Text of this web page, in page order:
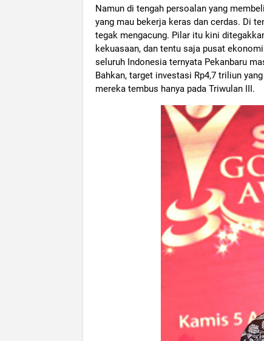
Namun di tengah persoalan yang
yang mau bekerja keras dan cerdas. Di
tegak mengacung. Pilar itu kini
kekuasaan, dan tentu saja pusat
seluruh Indonesia ternyata Pekanbaru
Bahkan, target investasi Rp4,7 triliun
mereka tembus hanya pada Triwulan III.